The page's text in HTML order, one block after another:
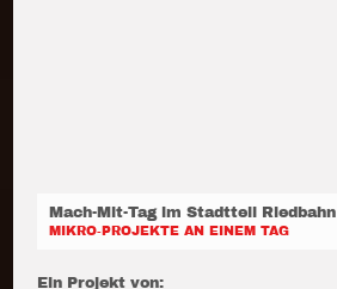
Mach-Mit-Tag im Stadtteil Riedbahn
MIKRO-PROJEKTE AN EINEM TAG
Ein Projekt von: